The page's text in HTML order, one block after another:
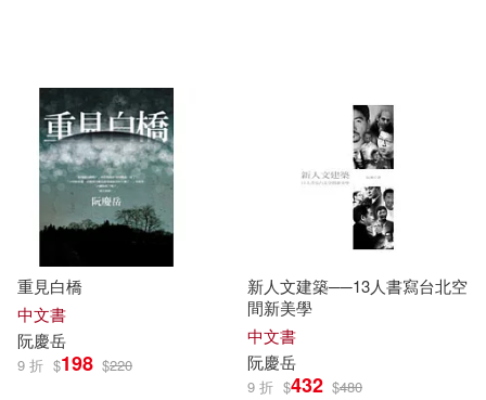
重見白橋
中文書
阮慶岳
9 折 $198 $220
新人文建築──13人書寫台北空
間新美學
中文書
阮慶岳
9 折 $432 $480